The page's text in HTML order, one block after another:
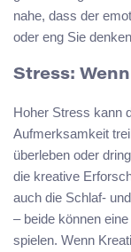
nahe, dass der
oder eng Sie
Stress:
Hoher Stress kann
Aufmerksamkeit
überleben oder
die kreative
auch die Schlaf-
– beide können
spielen. Wenn